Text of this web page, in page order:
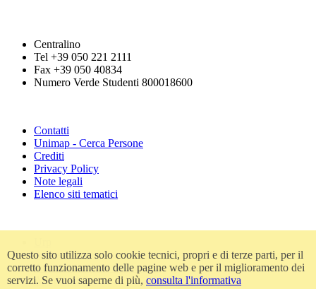
Centralino
Tel +39 050 221 2111
Fax +39 050 40834
Numero Verde Studenti 800018600
Contatti
Unimap - Cerca Persone
Crediti
Privacy Policy
Note legali
Elenco siti tematici
Accessibilità
Amministrazione trasparente
Atti di notifica
Questo sito utilizza solo cookie tecnici, propri e di terze parti, per il
corretto funzionamento delle pagine web e per il miglioramento dei
servizi. Se vuoi saperne di più, consulta l'informativa